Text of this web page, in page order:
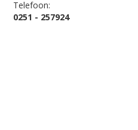
Telefoon:
0251 - 257924